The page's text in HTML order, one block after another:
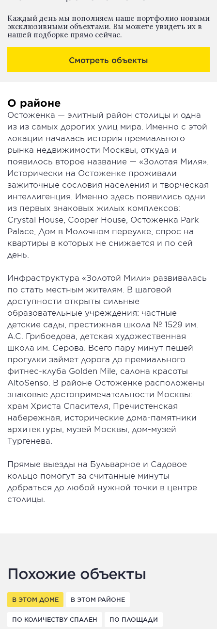
Каждый день мы пополняем наше портфолио новыми
эксклюзивными объектами. Вы можете увидеть их в
нашей подборке прямо сейчас.
Смотреть объекты
О районе
Остоженка — элитный район столицы и одна
из из самых дорогих улиц мира. Именно с этой
локации началась история премиального
рынка недвижимости Москвы, откуда и
появилось второе название — «Золотая Миля».
Исторически на Остоженке проживали
зажиточные сословия населения и творческая
интеллигенция. Именно здесь появились одни
из первых знаковых жилых комплексов:
Crystal House, Cooper House, Остоженка Park
Palace, Дом в Молочном переулке, спрос на
квартиры в которых не снижается и по сей
день.
Инфраструктура «Золотой Мили» развивалась
по стать местным жителям. В шаговой
доступности открыты сильные
образовательные учреждения: частные
детские сады, престижная школа № 1529 им.
А.С. Грибоедова, детская художественная
школа им. Серова. Всего пару минут пешей
прогулки займет дорога до премиального
фитнес-клуба Golden Mile, салона красоты
AltoSenso. В районе Остоженке расположены
знаковые достопримечательности Москвы:
храм Христа Спасителя, Пречистенская
набережная, исторические дома-памятники
архитектуры, музей Москвы, дом-музей
Тургенева.
Прямые выезды на Бульварное и Садовое
кольцо помогут за считанные минуты
добраться до любой нужной точки в центре
столицы.
Похожие объекты
В ЭТОМ ДОМЕ В ЭТОМ РАЙОНЕ
ПО КОЛИЧЕСТВУ СПАЛЕН ПО ПЛОЩАДИ